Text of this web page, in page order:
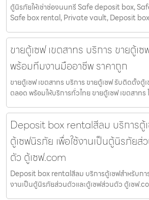
ตู้นิรภัยให้เช่าช่องนนทรี Safe deposit box,
Safe box rental, Private vault, Deposit
ขายตู้เซฟ เขตสาทร บริการ ขายตู้เ
พร้อมทีมงานมืออาชีพ ราคาถูก
ขายตู้เซฟ เขตสาทร บริการ ขายตู้เซฟ รับติดตั้ง
ตลอด พร้อมให้บริการทั่วไทย ขายตู้เซฟ เขตสาทร
Deposit box rentalสีลม บริการตู้เ
ตู้เซฟนิรภัย เพื่อใช้งานเป็นตู้นิรภัยส่
ตัว ตู้เซฟ.com
Deposit box rentalสีลม บริการตู้เซฟสำหรับกา
งานเป็นตู้นิรภัยส่วนตัวและตู้เซฟส่วนตัว ตู้เซฟ